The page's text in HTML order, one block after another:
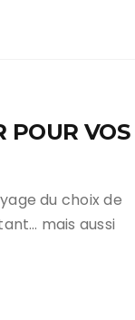
POUR VOS
du choix de
mais aussi